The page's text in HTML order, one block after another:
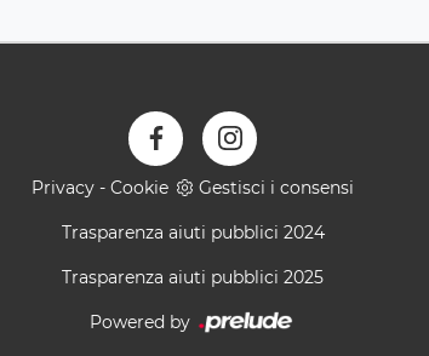
Privacy - Cookie Gestisci i consensi
Trasparenza aiuti pubblici 2024
Trasparenza aiuti pubblici 2025
Powered by